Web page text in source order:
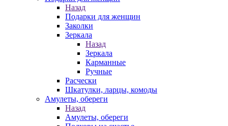
Назад
Подарки для женщин
Заколки
Зеркала
Назад
Зеркала
Карманные
Ручные
Расчески
Шкатулки, ларцы, комоды
Амулеты, обереги
Назад
Амулеты, обереги